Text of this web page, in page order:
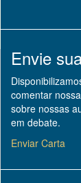
Envie
comentar
sobre nossas
em debate.
Enviar Carta